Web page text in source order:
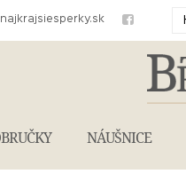
NÁUŠNICE